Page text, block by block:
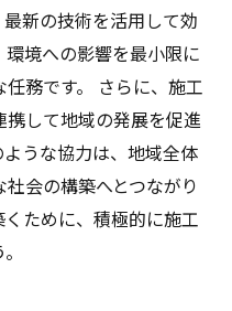
新の技術を活用して効
境への影響を最小限に
務です。 さらに、施工
して地域の発展を促進
うな協力は、地域全体
会の構築へとつながり
ために、積極的に施工